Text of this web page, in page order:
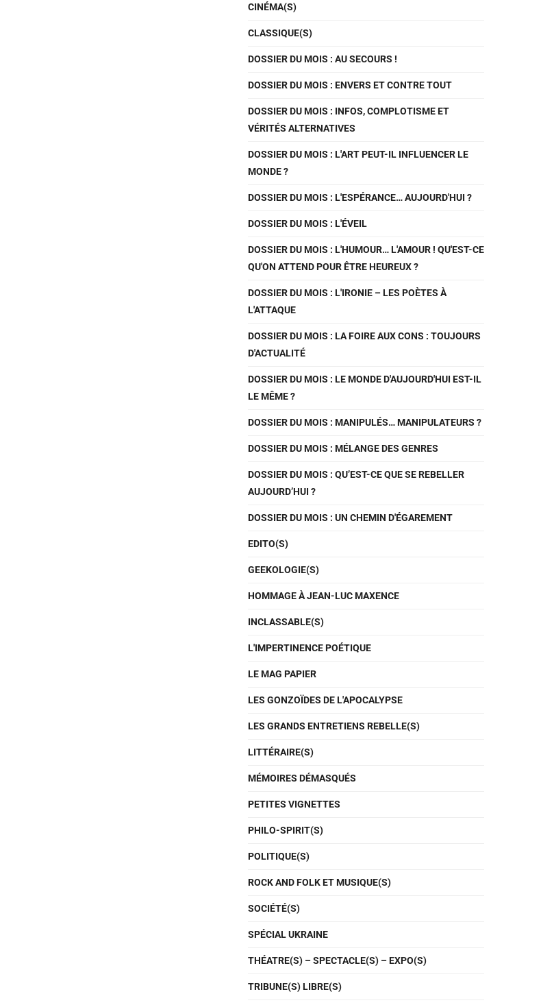
CINÉMA(S)
CLASSIQUE(S)
DOSSIER DU MOIS : AU SECOURS !
DOSSIER DU MOIS : ENVERS ET CONTRE TOUT
DOSSIER DU MOIS : INFOS, COMPLOTISME ET
VÉRITÉS ALTERNATIVES
DOSSIER DU MOIS : L'ART PEUT-IL INFLUENCER LE
MONDE ?
DOSSIER DU MOIS : L'ESPÉRANCE… AUJOURD'HUI ?
DOSSIER DU MOIS : L'ÉVEIL
DOSSIER DU MOIS : L'HUMOUR… L'AMOUR ! QU'EST-CE
QU'ON ATTEND POUR ÊTRE HEUREUX ?
DOSSIER DU MOIS : L'IRONIE – LES POÈTES À
L'ATTAQUE
DOSSIER DU MOIS : LA FOIRE AUX CONS : TOUJOURS
D'ACTUALITÉ
DOSSIER DU MOIS : LE MONDE D'AUJOURD'HUI EST-IL
LE MÊME ?
DOSSIER DU MOIS : MANIPULÉS… MANIPULATEURS ?
DOSSIER DU MOIS : MÉLANGE DES GENRES
DOSSIER DU MOIS : QU’EST-CE QUE SE REBELLER
AUJOURD’HUI ?
DOSSIER DU MOIS : UN CHEMIN D'ÉGAREMENT
EDITO(S)
GEEKOLOGIE(S)
HOMMAGE À JEAN-LUC MAXENCE
INCLASSABLE(S)
L'IMPERTINENCE POÉTIQUE
LE MAG PAPIER
LES GONZOÏDES DE L'APOCALYPSE
LES GRANDS ENTRETIENS REBELLE(S)
LITTÉRAIRE(S)
MÉMOIRES DÉMASQUÉS
PETITES VIGNETTES
PHILO-SPIRIT(S)
POLITIQUE(S)
ROCK AND FOLK ET MUSIQUE(S)
SOCIÉTÉ(S)
SPÉCIAL UKRAINE
THÉATRE(S) – SPECTACLE(S) – EXPO(S)
TRIBUNE(S) LIBRE(S)